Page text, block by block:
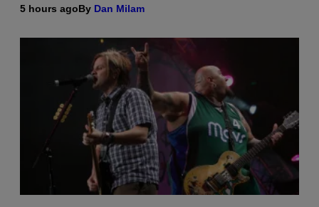
5 hours agoBy Dan Milam